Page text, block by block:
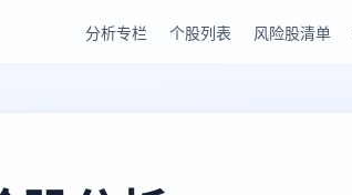
分析专栏 个股列表 风险股清单